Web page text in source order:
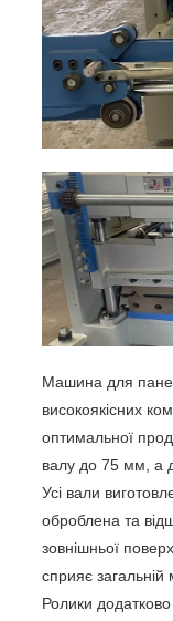
Машина для
високоякісних
оптимальної
валу до 75 мм, а
Усі вали
оброблена та
зовнішньої
сприяє загальній
Ролики